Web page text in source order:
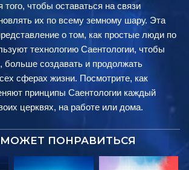
того, чтобы оставаться на связи
их по всему земному шару. Эта
о том, как простые люди по
технологию Саентологии, чтобы
больше создавать и продолжать
сферах жизни. Посмотрите, как
принципы Саентологии каждый
церквях, на работе или дома.
ПОНРАВИТЬСЯ